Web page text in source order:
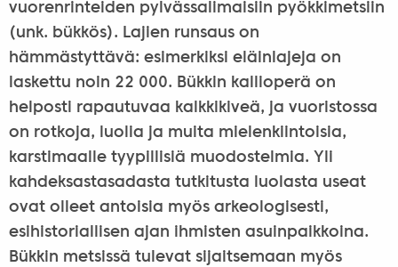
vuorenrinteiden pylvässalimaisiin pyökkimetsiin
(unk. bükkös). Lajien runsaus on
hämmästyttävä: esimerkiksi eläinlajeja on
laskettu noin 22 000. Bükkin kallioperä on
helposti rapautuvaa kalkkikiveä, ja vuoristossa
on rotkoja, luolia ja muita mielenkiintoisia,
karstimaalle tyypillisiä muodostelmia. Yli
kahdeksastasadasta tutkitusta luolasta useat
ovat olleet antoisia myös arkeologisesti,
esihistoriallisen ajan ihmisten asuinpaikkoina.
Bükkin metsissä tulevat sijaitsemaan myös